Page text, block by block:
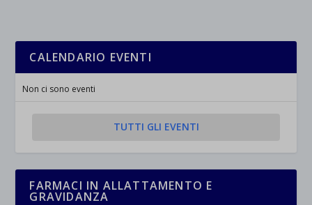
CALENDARIO EVENTI
Non ci sono eventi
TUTTI GLI EVENTI
FARMACI IN ALLATTAMENTO E
GRAVIDANZA
jetpackState[message]
et-saved-post*